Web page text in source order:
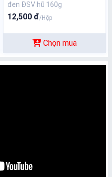
đen ĐSV hũ 160g
12,500 đ/Hộp
Chọn mua